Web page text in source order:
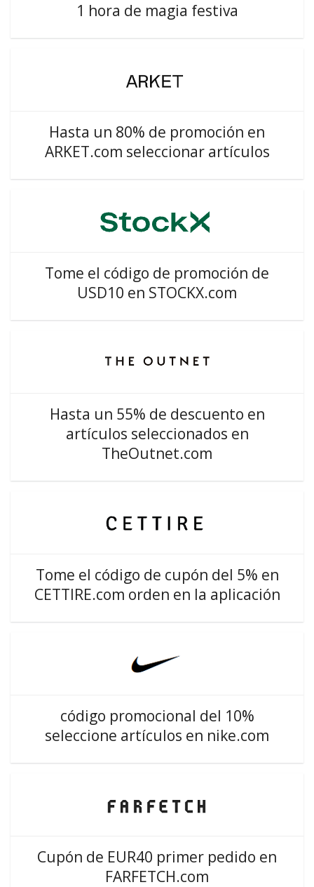
1 hora de magia festiva
Hasta un 80% de promoción en
ARKET.com seleccionar artículos
Tome el código de promoción de
USD10 en STOCKX.com
Hasta un 55% de descuento en
artículos seleccionados en
TheOutnet.com
Tome el código de cupón del 5% en
CETTIRE.com orden en la aplicación
código promocional del 10%
seleccione artículos en nike.com
Cupón de EUR40 primer pedido en
FARFETCH.com